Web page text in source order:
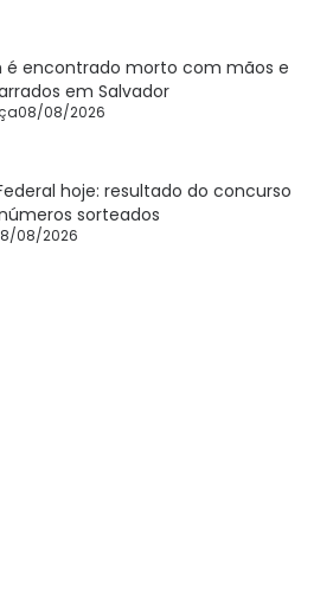
é encontrado morto com mãos e
em Salvador
08/08/2026
hoje: resultado do concurso
sorteados
08/2026